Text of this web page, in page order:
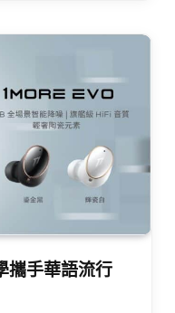
攜手華語流行